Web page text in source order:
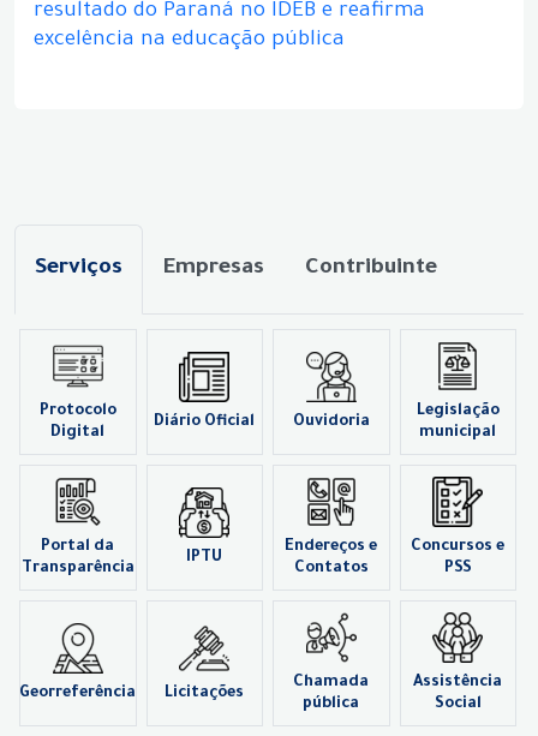
resultado do Paraná no IDEB e reafirma
excelência na educação pública
Serviços Empresas Contribuinte
Protocolo
Digital
Diário Oficial Ouvidoria
Legislação
municipal
Portal da
Transparência
IPTU
Endereços e
Contatos
Concursos e
PSS
Georreferência Licitações
Chamada
pública
Assistência
Social